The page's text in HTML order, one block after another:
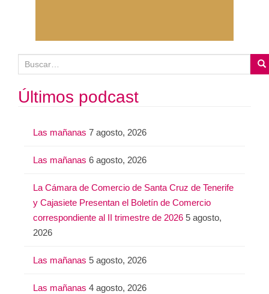
u
s
c
Últimos podcast
Las mañanas 7 agosto, 2026
Las mañanas 6 agosto, 2026
La Cámara de Comercio de Santa Cruz de Tenerife
y Cajasiete Presentan el Boletín de Comercio
correspondiente al II trimestre de 2026 5 agosto,
2026
Las mañanas 5 agosto, 2026
Las mañanas 4 agosto, 2026